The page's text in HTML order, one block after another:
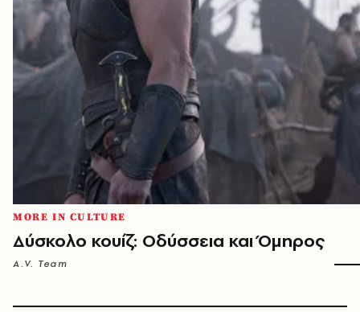
MORE IN CULTURE
Δύσκολο κουίζ: Οδύσσεια και Όμηρος
A.V. Team